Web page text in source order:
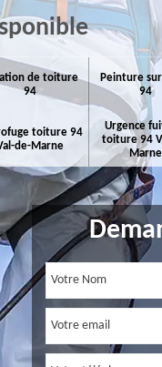
de toiture
94
Peinture
94
toiture 94
de-Marne
Urgence
toiture 94
Marne